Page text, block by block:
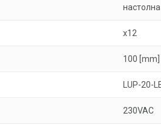
настолна
x12
100 [mm]
LUP-20-
230VAC